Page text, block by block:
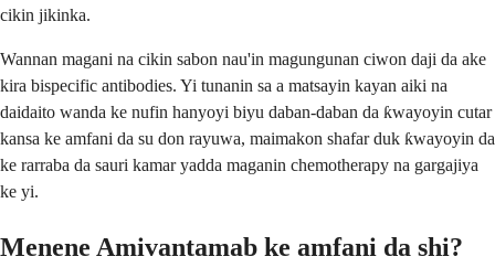
cikin jikinka.
Wannan magani na cikin sabon nau'in magungunan ciwon daji da ake
kira bispecific antibodies. Yi tunanin sa a matsayin kayan aiki na
daidaito wanda ke nufin hanyoyi biyu daban-daban da ƙwayoyin cutar
kansa ke amfani da su don rayuwa, maimakon shafar duk ƙwayoyin da
ke rarraba da sauri kamar yadda maganin chemotherapy na gargajiya
ke yi.
Menene Amivantamab ke amfani da shi?